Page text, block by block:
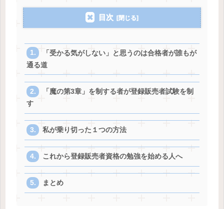
目次
「受かる気がしない」と思うのは合格者が誰もが
通る道
「魔の第3章」を制する者が登録販売者試験を制
す
私が乗り切った１つの方法
これから登録販売者資格の勉強を始める人へ
まとめ